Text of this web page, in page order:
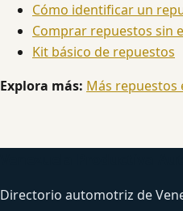
Cómo identificar un
Comprar repuestos sin
Kit básico de repuestos
Explora más: Más repuestos
Directorio automotriz de